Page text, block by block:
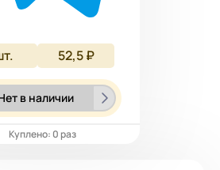
52,5 ₽
в наличии
Куплено: 0 раз